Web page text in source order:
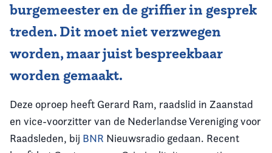
burgemeester en de griffier in gesprek
treden. Dit moet niet verzwegen
worden, maar juist bespreekbaar
worden gemaakt.
Deze oproep heeft Gerard Ram, raadslid in Zaanstad
en vice-voorzitter van de Nederlandse Vereniging voor
Raadsleden, bij BNR Nieuwsradio gedaan. Recent